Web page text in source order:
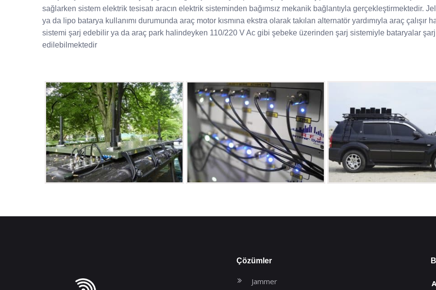
sağlarken sistem elektrik tesisatı aracın elektrik sisteminden bağımsız mekanik bağlantıyla gerçekleştirmektedir.
ya da lipo batarya kullanımı durumunda araç motor kısmına ekstra olarak takılan alternatör yardımıyla araç çalışır
sistemi şarj edebilir ya da araç park halindeyken 110/220 V Ac gibi şebeke üzerinden şarj sistemiyle bataryalar şarj
edilebilmektedir
Çözümler
Jammer